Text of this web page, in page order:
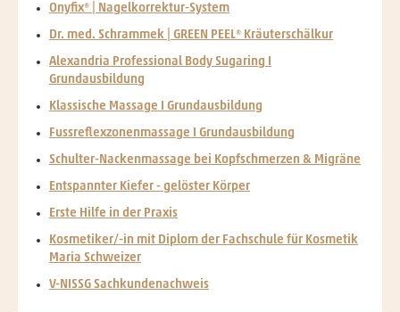
Onyfix® | Nagelkorrektur-System
Dr. med. Schrammek | GREEN PEEL® Kräuterschälkur
Alexandria Professional Body Sugaring I
Grundausbildung
Klassische Massage I Grundausbildung
Fussreflexzonenmassage I Grundausbildung
Schulter-Nackenmassage bei Kopfschmerzen & Migräne
Entspannter Kiefer - gelöster Körper
Erste Hilfe in der Praxis
Kosmetiker/-in mit Diplom der Fachschule für Kosmetik
Maria Schweizer
V-NISSG Sachkundenachweis